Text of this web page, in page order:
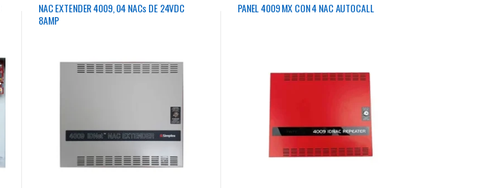
NAC EXTENDER 4009, 04 NACs DE 24VDC
8AMP
PANEL 4009 MX CON 4 NAC AUTOCALL